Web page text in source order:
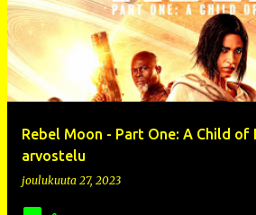
Rebel Moon - Part One: A Child of
arvostelu
joulukuuta 27, 2023